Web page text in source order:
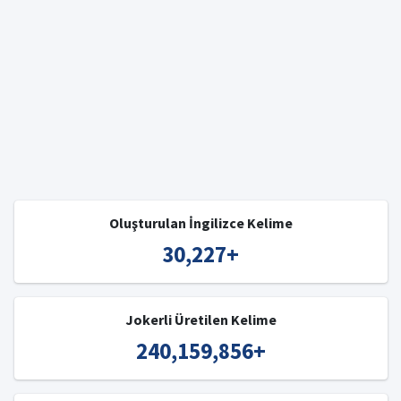
Oluşturulan İngilizce Kelime
30,227+
Jokerli Üretilen Kelime
240,159,856+